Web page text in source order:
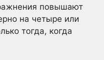
повышают
на четыре или
тогда, когда